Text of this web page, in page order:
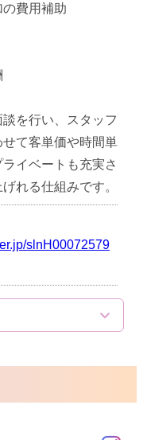
の費用補助
を行い、スタッフ
て客単価や時間単
イベートも充実さ
れる仕組みです。
slnH00072579